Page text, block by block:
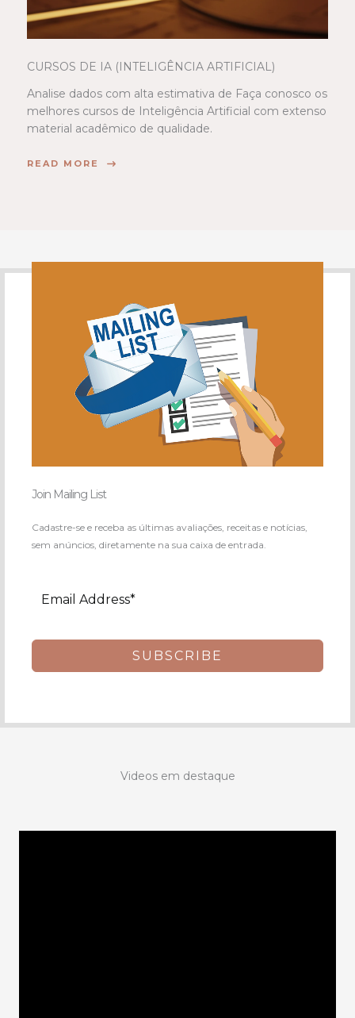
CURSOS DE IA (INTELIGÊNCIA ARTIFICIAL)
Analise dados com alta estimativa de Faça conosco os
melhores cursos de Inteligência Artificial com extenso
material acadêmico de qualidade.
READ MORE
Join Mailing List
Cadastre-se e receba as últimas avaliações, receitas e notícias,
sem anúncios, diretamente na sua caixa de entrada.
SUBSCRIBE
Videos em destaque